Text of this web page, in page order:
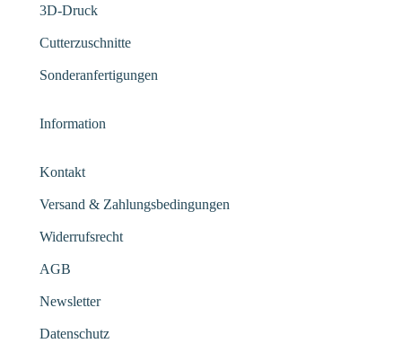
3D-Druck
Cutterzuschnitte
Sonderanfertigungen
Information
Kontakt
Versand & Zahlungsbedingungen
Widerrufsrecht
AGB
Newsletter
Datenschutz